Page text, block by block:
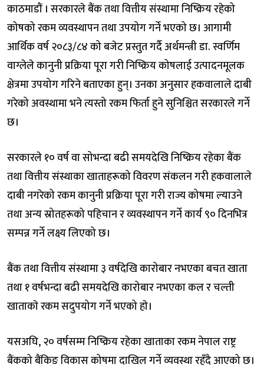
काठमाडौं । सरकारले बैंक तथा वित्तीय संस्थामा निष्क्रिय रहेको
कोषको रकम व्यवस्थापन तथा उपयोग गर्ने भएको छ। आगामी
आर्थिक वर्ष २०८३/८४ को बजेट प्रस्तुत गर्दै अर्थमन्त्री डा. स्वर्णिम
वाग्लेले कानुनी प्रक्रिया पूरा गरी निष्क्रिय कोषलाई उत्पादनमूलक
क्षेत्रमा उपयोग गरिने बताएका हुन्। उनका अनुसार हकवालाले दाबी
गरेको अवस्थामा भने त्यस्तो रकम फिर्ता हुने सुनिश्चित सरकारले गर्ने
छ।
सरकारले १० वर्ष वा सोभन्दा बढी समयदेखि निष्क्रिय रहेका बैंक
तथा वित्तीय संस्थाका खाताहरूको विवरण संकलन गरी हकवालाले
दाबी नगरेको रकम कानुनी प्रक्रिया पूरा गरी राज्य कोषमा ल्याउने
तथा अन्य स्रोतहरूको पहिचान र व्यवस्थापन गर्ने कार्य ९० दिनभित्र
सम्पन्न गर्ने लक्ष्य लिएको छ।
बैंक तथा वित्तीय संस्थामा ३ वर्षदेखि कारोबार नभएका बचत खाता
तथा १ वर्षभन्दा बढी समयदेखि कारोबार नभएका कल र चल्ती
खाताकाे रकम सदुपयोग गर्ने भएको हाे।
यसअघि, २० वर्षसम्म निष्क्रिय रहेका खाताका रकम नेपाल राष्ट्र
बैंकको बैंकिङ विकास कोषमा दाखिल गर्ने व्यवस्था रहँदै आएको छ।